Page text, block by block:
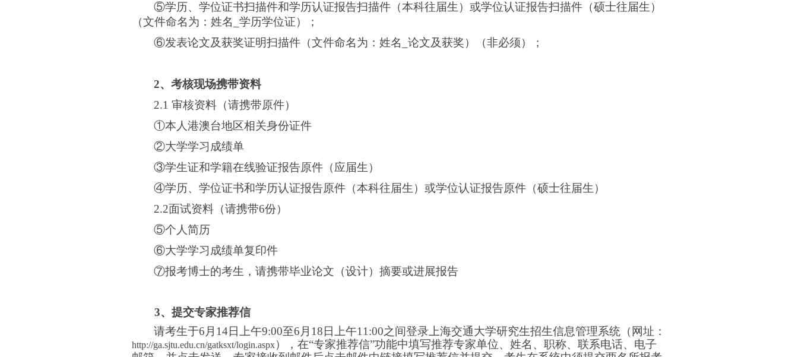
⑤学历、学位证书扫描件和学历认证报告扫描件（本科往届生）或学位认证报告扫描件（硕士往届生）
（文件命名为：姓名_学历学位证）；
⑥发表论文及获奖证明扫描件 （文件命名为：姓名_论文及获奖）（非必须）；
2、考核现场携带资料
2.1 审核资料（请携带原件）
①本人港澳台地区相关身份证件
②大学学习成绩单
③学生证和学籍在线验证报告原件（应届生）
④学历、学位证书和学历认证报告原件（本科往届生）或学位认证报告原件（硕士往届生）
2.2面试资料（请携带6份）
⑤个人简历
⑥大学学习成绩单复印件
⑦报考博士的考生，请携带毕业论文（设计）摘要或进展报告
3、提交专家推荐信
请考生于6月14日上午9:00至6月18日上午11:00之间登录上海交通大学研究生招生信息管理系统（网址：
http://ga.sjtu.edu.cn/gatksxt/login.aspx），在“专家推荐信”功能中填写推荐专家单位、姓名、职称、联系电话、电子